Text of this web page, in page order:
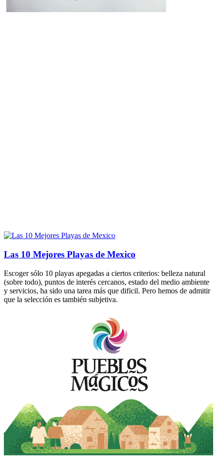
Las 10 Mejores Playas de Mexico
Escoger sólo 10 playas apegadas a ciertos criterios: belleza natural
(sobre todo), puntos de interés cercanos, estado del medio ambiente
y servicios, ha sido una tarea más que dificil. Pero hemos de admitir
que la selección es también subjetiva.